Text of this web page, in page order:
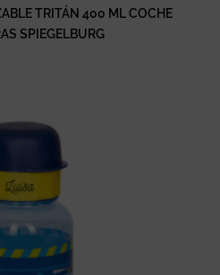
TRITÁN 400 ML COCHE
SPIEGELBURG